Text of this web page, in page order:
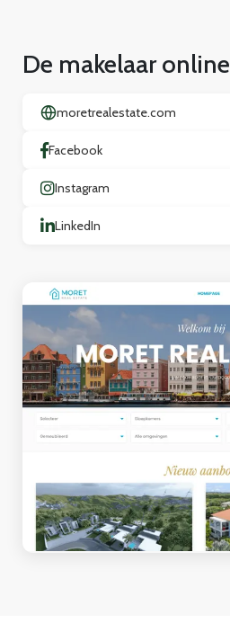
De makelaar online
moretrealestate.com
Facebook
Instagram
LinkedIn